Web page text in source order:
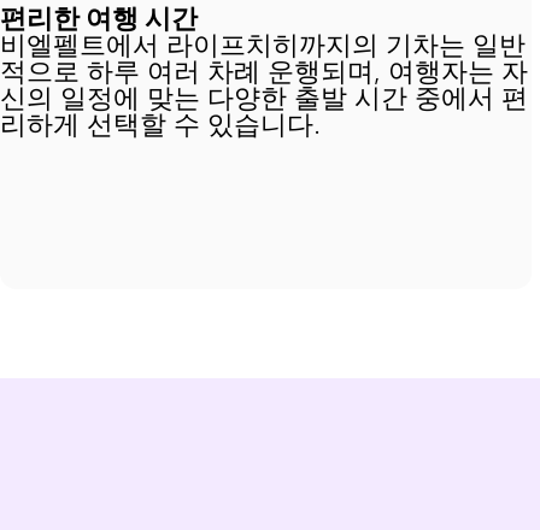
편리한 여행 시간
비엘펠트에서 라이프치히까지의 기차는 일반
적으로 하루 여러 차례 운행되며, 여행자는 자
신의 일정에 맞는 다양한 출발 시간 중에서 편
리하게 선택할 수 있습니다.